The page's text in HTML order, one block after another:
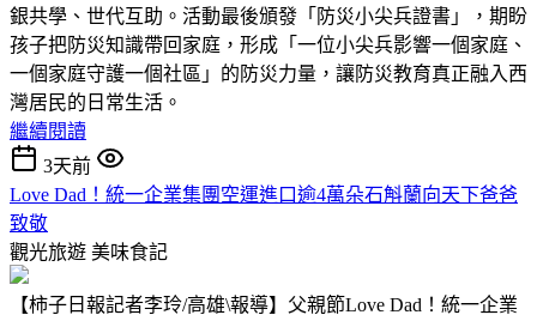
銀共學、世代互助。活動最後頒發「防災小尖兵證書」，期盼
孩子把防災知識帶回家庭，形成「一位小尖兵影響一個家庭、
一個家庭守護一個社區」的防災力量，讓防災教育真正融入西
灣居民的日常生活。
繼續閱讀
3天前
Love Dad！統一企業集團空運進口逾4萬朵石斛蘭向天下爸爸
致敬
觀光旅遊 美味食記
【柿子日報記者李玲/高雄\報導】父親節Love Dad！統一企業